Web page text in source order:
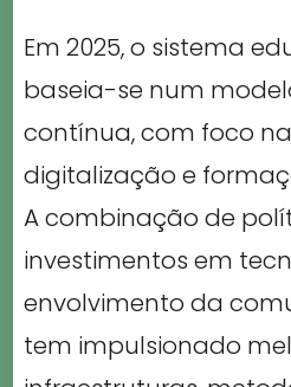
Em 2025, o sistema
baseia-se num
contínua, com foco
digitalização e
A combinação de
investimentos em
envolvimento da
tem impulsionado